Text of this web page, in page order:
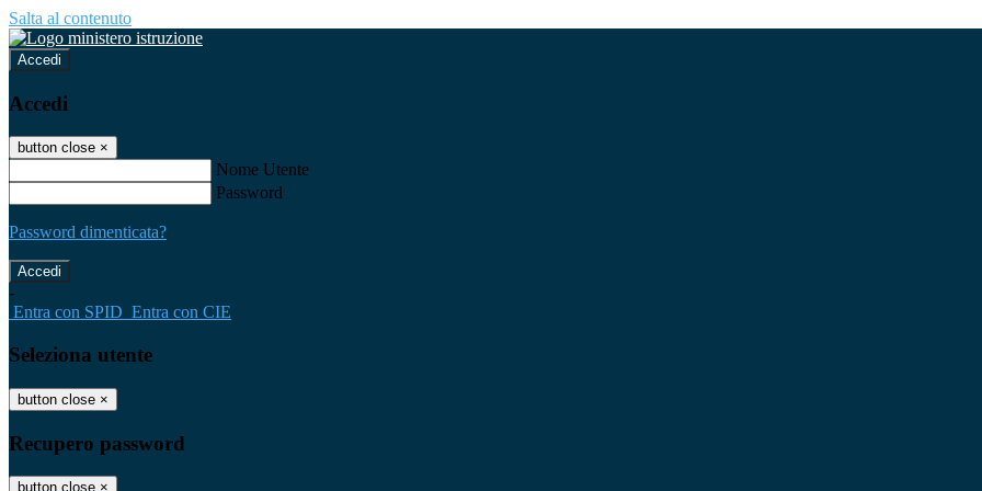
Salta al contenuto
Accedi
Accedi
button close ×
Nome Utente
Password
Password dimenticata?
-
Entra con SPID Entra con CIE
Seleziona utente
button close ×
Recupero password
button close ×